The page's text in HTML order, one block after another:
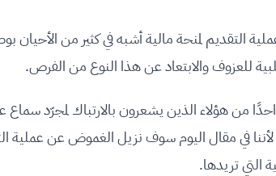
التقديم لمنحة مالية أشبه في كثير من الأحيان
للعزوف والابتعاد عن هذا النوع من الفرص.
من هؤلاء الذين يشعرون بالارتباك لمجرّد
في مقال اليوم سوف نزيل الغموض عن
التي تريدها.